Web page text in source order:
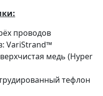
проводов
VariStrand™
медь (Hyper
тефлон